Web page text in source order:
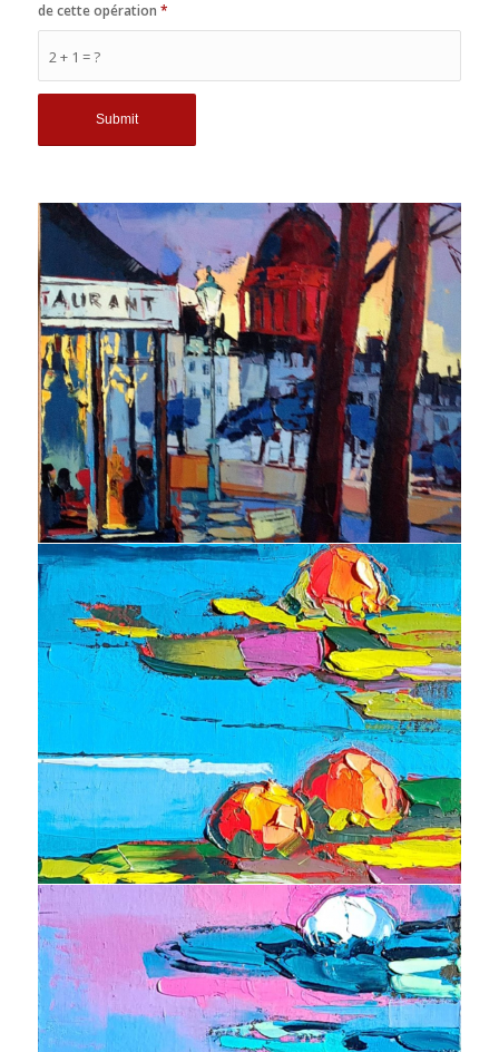
2 + 1 = ?
de cette opération *